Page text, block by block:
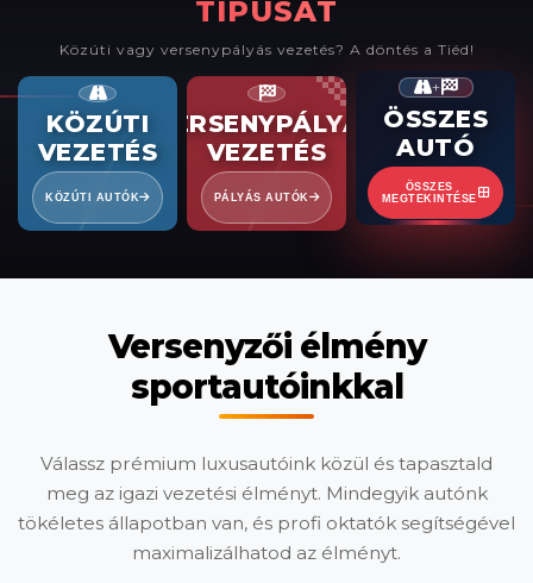
TÍPUSÁT
Közúti vagy versenypályás vezetés? A döntés a Tiéd!
KÖZÚTI
VEZETÉS
KÖZÚTI AUTÓK
VERSENYPÁLYÁS
VEZETÉS
PÁLYÁS AUTÓK
+
ÖSSZES
AUTÓ
ÖSSZES
MEGTEKINTÉSE
Versenyzői élmény
sportautóinkkal
Válassz prémium luxusautóink közül és tapasztald
meg az igazi vezetési élményt. Mindegyik autónk
tökéletes állapotban van, és profi oktatók segítségével
maximalizálhatod az élményt.